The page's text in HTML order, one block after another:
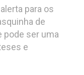
para os
de
pode ser uma
e